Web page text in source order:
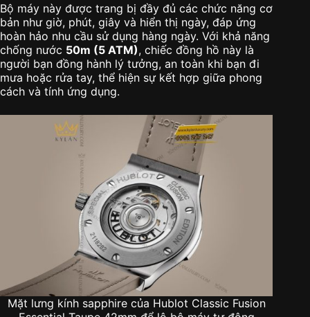
Bộ máy này được trang bị đầy đủ các chức năng cơ
bản như giờ, phút, giây và hiển thị ngày, đáp ứng
hoàn hảo nhu cầu sử dụng hàng ngày. Với khả năng
chống nước 50m (5 ATM), chiếc đồng hồ này là
người bạn đồng hành lý tưởng, an toàn khi bạn đi
mưa hoặc rửa tay, thể hiện sự kết hợp giữa phong
cách và tính ứng dụng.
Mặt lưng kính sapphire của Hublot Classic Fusion